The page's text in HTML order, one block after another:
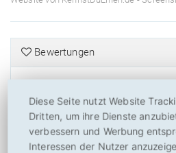
Bewertungen
Wie bewerten Sie
6,03von10
Bewertungen,
Diese Seite nutzt Website
Dritten, um ihre Dienste
verbessern und Werbung
Interessen der Nutzer